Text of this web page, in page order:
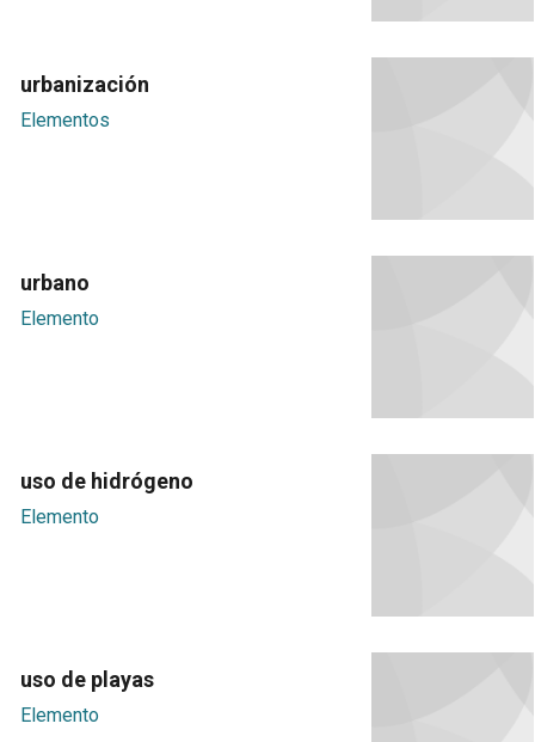
urbanización
Elementos
urbano
Elemento
uso de hidrógeno
Elemento
uso de playas
Elemento